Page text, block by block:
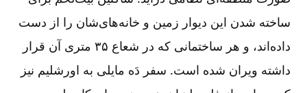
ساخته شدن این دیوار زمین و خانه‌های‌شان را از دست
داده‌اند، و هر ساختمانی که در شعاع ۳۵ متری آن قرار
داشته ویران شده است. سفر دَه مایلی به اورشلیم نیز